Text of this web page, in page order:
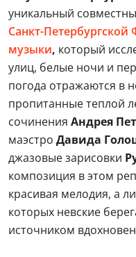
уникальный
Санкт-
музыки, который
улиц, белые ночи и
погода отражаются в
пропитанные теплой
сочинения Андрея
маэстро Давида
джазовые зарисовки
композиция в этом
красивая мелодия, а
которых невские
источником